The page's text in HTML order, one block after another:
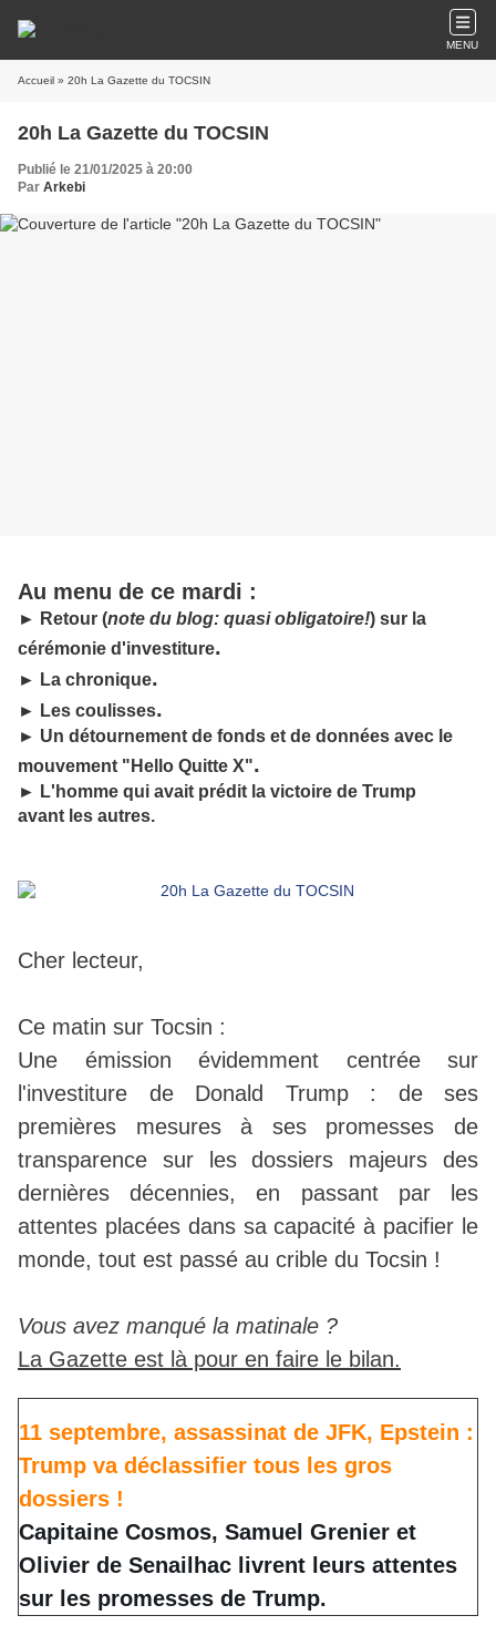
MENU
Accueil » 20h La Gazette du TOCSIN
20h La Gazette du TOCSIN
Publié le 21/01/2025 à 20:00
Par Arkebi
Au menu de ce mardi :
► Retour (note du blog: quasi obligatoire!) sur la
cérémonie d'investiture.
► La chronique.
► Les coulisses.
► Un détournement de fonds et de données avec le
mouvement "Hello Quitte X".
► L'homme qui avait prédit la victoire de Trump
avant les autres.
Cher lecteur,
Ce matin sur Tocsin :
Une émission évidemment centrée sur
l'investiture de Donald Trump : de ses
premières mesures à ses promesses de
transparence sur les dossiers majeurs des
dernières décennies, en passant par les
attentes placées dans sa capacité à pacifier le
monde, tout est passé au crible du Tocsin !
Vous avez manqué la matinale ?
La Gazette est là pour en faire le bilan.
11 septembre, assassinat de JFK, Epstein :
Trump va déclassifier tous les gros
dossiers !
Capitaine Cosmos, Samuel Grenier et
Olivier de Senailhac livrent leurs attentes
sur les promesses de Trump.